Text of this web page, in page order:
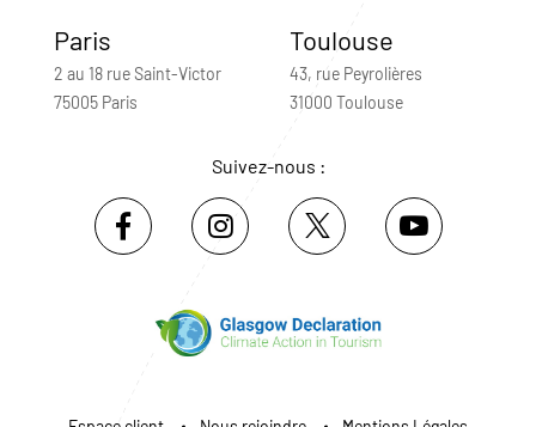
Paris
2 au 18 rue Saint-Victor
75005 Paris
Toulouse
43, rue Peyrolières
31000 Toulouse
Suivez-nous :